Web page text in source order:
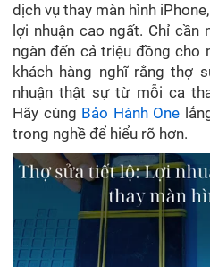
dịch vụ thay màn hình
lợi nhuận cao ngất. Chỉ cần
ngàn đến cả triệu đồng cho
khách hàng nghĩ rằng thợ
nhuận thật sự từ mỗi ca
Hãy cùng Bảo Hành One
trong nghề để hiểu rõ hơn.